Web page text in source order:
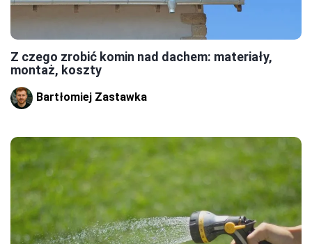
Z czego zrobić komin nad dachem: materiały,
montaż, koszty
Bartłomiej Zastawka